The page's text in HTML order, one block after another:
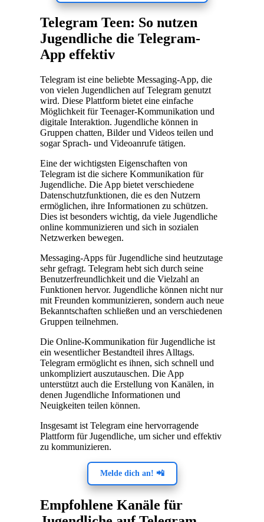
Telegram Teen: So nutzen
Jugendliche die Telegram-
App effektiv
Telegram ist eine beliebte Messaging-App, die
von vielen Jugendlichen auf Telegram genutzt
wird. Diese Plattform bietet eine einfache
Möglichkeit für Teenager-Kommunikation und
digitale Interaktion. Jugendliche können in
Gruppen chatten, Bilder und Videos teilen und
sogar Sprach- und Videoanrufe tätigen.
Eine der wichtigsten Eigenschaften von
Telegram ist die sichere Kommunikation für
Jugendliche. Die App bietet verschiedene
Datenschutzfunktionen, die es den Nutzern
ermöglichen, ihre Informationen zu schützen.
Dies ist besonders wichtig, da viele Jugendliche
online kommunizieren und sich in sozialen
Netzwerken bewegen.
Messaging-Apps für Jugendliche sind heutzutage
sehr gefragt. Telegram hebt sich durch seine
Benutzerfreundlichkeit und die Vielzahl an
Funktionen hervor. Jugendliche können nicht nur
mit Freunden kommunizieren, sondern auch neue
Bekanntschaften schließen und an verschiedenen
Gruppen teilnehmen.
Die Online-Kommunikation für Jugendliche ist
ein wesentlicher Bestandteil ihres Alltags.
Telegram ermöglicht es ihnen, sich schnell und
unkompliziert auszutauschen. Die App
unterstützt auch die Erstellung von Kanälen, in
denen Jugendliche Informationen und
Neuigkeiten teilen können.
Insgesamt ist Telegram eine hervorragende
Plattform für Jugendliche, um sicher und effektiv
zu kommunizieren.
Melde dich an! 📲
Empfohlene Kanäle für